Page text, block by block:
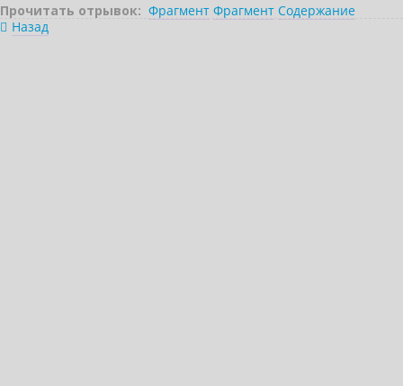
Прочитать отрывок: Фрагмент Фрагмент Содержание
Назад